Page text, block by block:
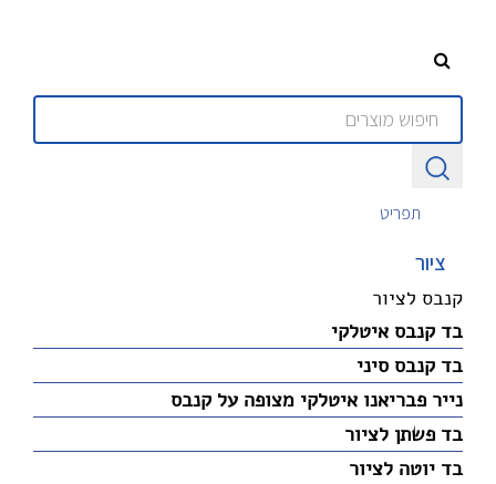
תפריט
ציור
קנבס לציור
בד קנבס איטלקי
בד קנבס סיני
נייר פבריאנו איטלקי מצופה על קנבס
בד פשתן לציור
בד יוטה לציור